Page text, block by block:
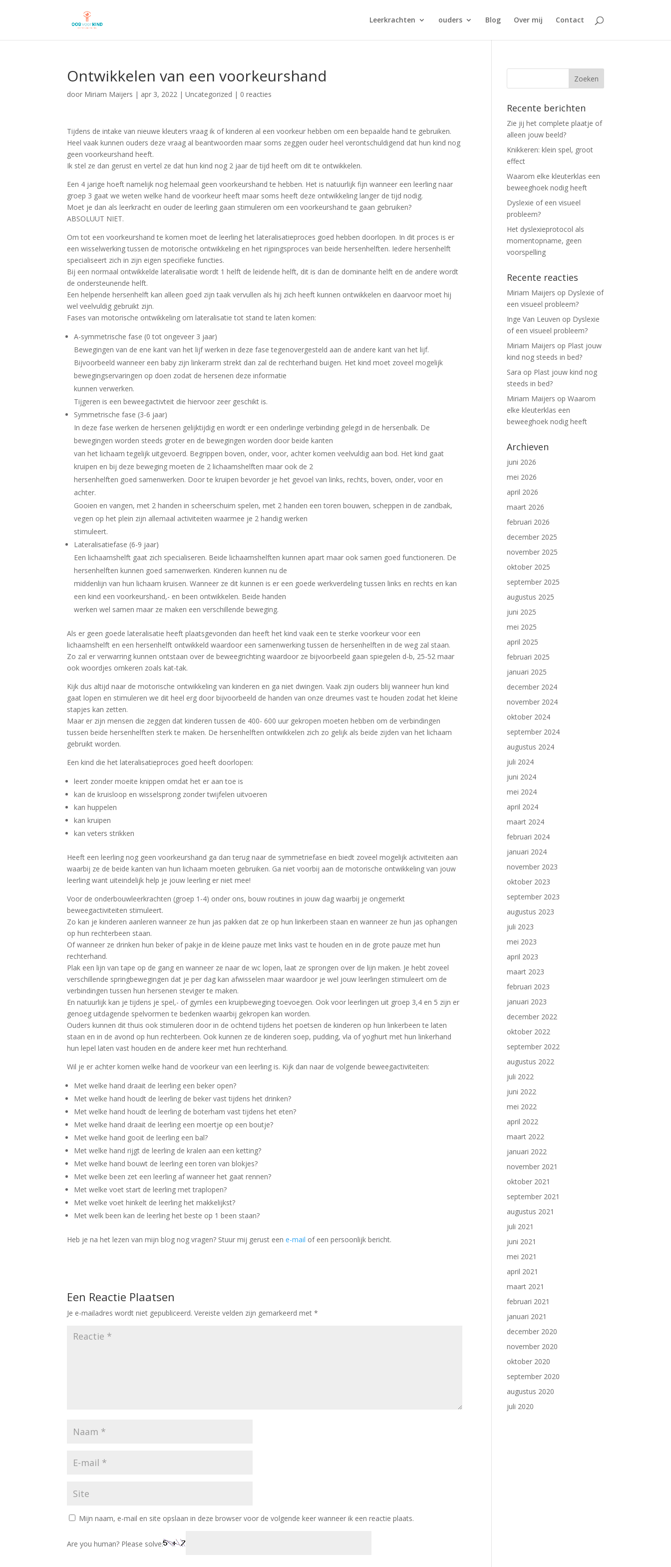
Leerkrachten ouders Blog Over mij Contact
Ontwikkelen van een voorkeurshand
door Miriam Maijers | apr 3, 2022 |Uncategorized | 0 reacties
Tijdens de intake van nieuwe kleuters vraag ik of kinderen al een voorkeur hebben om een bepaalde hand te gebruiken.
Heel vaak kunnen ouders deze vraag al beantwoorden maar soms zeggen ouder heel verontschuldigend dat hun kind nog
geen voorkeurshand heeft.
Ik stel ze dan gerust en vertel ze dat hun kind nog 2 jaar de tijd heeft om dit te ontwikkelen.
Een 4 jarige hoeft namelijk nog helemaal geen voorkeurshand te hebben. Het is natuurlijk fijn wanneer een leerling naar
groep 3 gaat we weten welke hand de voorkeur heeft maar soms heeft deze ontwikkeling langer de tijd nodig.
Moet je dan als leerkracht en ouder de leerling gaan stimuleren om een voorkeurshand te gaan gebruiken?
ABSOLUUT NIET.
Om tot een voorkeurshand te komen moet de leerling het lateralisatieproces goed hebben doorlopen. In dit proces is er
een wisselwerking tussen de motorische ontwikkeling en het rijpingsproces van beide hersenhelften. Iedere hersenhelft
specialiseert zich in zijn eigen specifieke functies.
Bij een normaal ontwikkelde lateralisatie wordt 1 helft de leidende helft, dit is dan de dominante helft en de andere wordt
de ondersteunende helft.
Een helpende hersenhelft kan alleen goed zijn taak vervullen als hij zich heeft kunnen ontwikkelen en daarvoor moet hij
wel veelvuldig gebruikt zijn.
Fases van motorische ontwikkeling om lateralisatie tot stand te laten komen:
A-symmetrische fase (0 tot ongeveer 3 jaar)
Bewegingen van de ene kant van het lijf werken in deze fase tegenovergesteld aan de andere kant van het lijf.
Bijvoorbeeld wanneer een baby zijn linkerarm strekt dan zal de rechterhand buigen. Het kind moet zoveel mogelijk
bewegingservaringen op doen zodat de hersenen deze informatie
kunnen verwerken.
Tijgeren is een beweegactivteit die hiervoor zeer geschikt is.
Symmetrische fase (3-6 jaar)
In deze fase werken de hersenen gelijktijdig en wordt er een onderlinge verbinding gelegd in de hersenbalk. De
bewegingen worden steeds groter en de bewegingen worden door beide kanten
van het lichaam tegelijk uitgevoerd. Begrippen boven, onder, voor, achter komen veelvuldig aan bod. Het kind gaat
kruipen en bij deze beweging moeten de 2 lichaamshelften maar ook de 2
hersenhelften goed samenwerken. Door te kruipen bevorder je het gevoel van links, rechts, boven, onder, voor en
achter.
Gooien en vangen, met 2 handen in scheerschuim spelen, met 2 handen een toren bouwen, scheppen in de zandbak,
vegen op het plein zijn allemaal activiteiten waarmee je 2 handig werken
stimuleert.
Lateralisatiefase (6-9 jaar)
Een lichaamshelft gaat zich specialiseren. Beide lichaamshelften kunnen apart maar ook samen goed functioneren. De
hersenhelften kunnen goed samenwerken. Kinderen kunnen nu de
middenlijn van hun lichaam kruisen. Wanneer ze dit kunnen is er een goede werkverdeling tussen links en rechts en kan
een kind een voorkeurshand,- en been ontwikkelen. Beide handen
werken wel samen maar ze maken een verschillende beweging.
Als er geen goede lateralisatie heeft plaatsgevonden dan heeft het kind vaak een te sterke voorkeur voor een
lichaamshelft en een hersenhelft ontwikkeld waardoor een samenwerking tussen de hersenhelften in de weg zal staan.
Zo zal er verwarring kunnen ontstaan over de beweegrichting waardoor ze bijvoorbeeld gaan spiegelen d-b, 25-52 maar
ook woordjes omkeren zoals kat-tak.
Kijk dus altijd naar de motorische ontwikkeling van kinderen en ga niet dwingen. Vaak zijn ouders blij wanneer hun kind
gaat lopen en stimuleren we dit heel erg door bijvoorbeeld de handen van onze dreumes vast te houden zodat het kleine
stapjes kan zetten.
Maar er zijn mensen die zeggen dat kinderen tussen de 400- 600 uur gekropen moeten hebben om de verbindingen
tussen beide hersenhelften sterk te maken. De hersenhelften ontwikkelen zich zo gelijk als beide zijden van het lichaam
gebruikt worden.
Een kind die het lateralisatieproces goed heeft doorlopen:
leert zonder moeite knippen omdat het er aan toe is
kan de kruisloop en wisselsprong zonder twijfelen uitvoeren
kan huppelen
kan kruipen
kan veters strikken
Heeft een leerling nog geen voorkeurshand ga dan terug naar de symmetriefase en biedt zoveel mogelijk activiteiten aan
waarbij ze de beide kanten van hun lichaam moeten gebruiken. Ga niet voorbij aan de motorische ontwikkeling van jouw
leerling want uiteindelijk help je jouw leerling er niet mee!
Voor de onderbouwleerkrachten (groep 1-4) onder ons, bouw routines in jouw dag waarbij je ongemerkt
beweegactiviteiten stimuleert.
Zo kan je kinderen aanleren wanneer ze hun jas pakken dat ze op hun linkerbeen staan en wanneer ze hun jas ophangen
op hun rechterbeen staan.
Of wanneer ze drinken hun beker of pakje in de kleine pauze met links vast te houden en in de grote pauze met hun
rechterhand.
Plak een lijn van tape op de gang en wanneer ze naar de wc lopen, laat ze sprongen over de lijn maken. Je hebt zoveel
verschillende springbewegingen dat je per dag kan afwisselen maar waardoor je wel jouw leerlingen stimuleert om de
verbindingen tussen hun hersenen steviger te maken.
En natuurlijk kan je tijdens je spel,- of gymles een kruipbeweging toevoegen. Ook voor leerlingen uit groep 3,4 en 5 zijn er
genoeg uitdagende spelvormen te bedenken waarbij gekropen kan worden.
Ouders kunnen dit thuis ook stimuleren door in de ochtend tijdens het poetsen de kinderen op hun linkerbeen te laten
staan en in de avond op hun rechterbeen. Ook kunnen ze de kinderen soep, pudding, vla of yoghurt met hun linkerhand
hun lepel laten vast houden en de andere keer met hun rechterhand.
Wil je er achter komen welke hand de voorkeur van een leerling is. Kijk dan naar de volgende beweegactiviteiten:
Met welke hand draait de leerling een beker open?
Met welke hand houdt de leerling de beker vast tijdens het drinken?
Met welke hand houdt de leerling de boterham vast tijdens het eten?
Met welke hand draait de leerling een moertje op een boutje?
Met welke hand gooit de leerling een bal?
Met welke hand rijgt de leerling de kralen aan een ketting?
Met welke hand bouwt de leerling een toren van blokjes?
Met welke been zet een leerling af wanneer het gaat rennen?
Met welke voet start de leerling met traplopen?
Met welke voet hinkelt de leerling het makkelijkst?
Met welk been kan de leerling het beste op 1 been staan?
Heb je na het lezen van mijn blog nog vragen? Stuur mij gerust eene-mail of een persoonlijk bericht.
Een Reactie Plaatsen
Je e-mailadres wordt niet gepubliceerd. Vereiste velden zijn gemarkeerd met*
Mijn naam, e-mail en site opslaan in deze browser voor de volgende keer wanneer ik een reactie plaats.
Are you human? Please solve:
Recente berichten
Zie jij het complete plaatje of
alleen jouw beeld?
Knikkeren: klein spel, groot
effect
Waarom elke kleuterklas een
beweeghoek nodig heeft
Dyslexie of een visueel
probleem?
Het dyslexieprotocol als
momentopname, geen
voorspelling
Recente reacties
Miriam Maijers op Dyslexie of
een visueel probleem?
Inge Van Leuven op Dyslexie
of een visueel probleem?
Miriam Maijers op Plast jouw
kind nog steeds in bed?
Sara op Plast jouw kind nog
steeds in bed?
Miriam Maijers opWaarom
elke kleuterklas een
beweeghoek nodig heeft
Archieven
juni 2026
mei 2026
april 2026
maart 2026
februari 2026
december 2025
november 2025
oktober 2025
september 2025
augustus 2025
juni 2025
mei 2025
april 2025
februari 2025
januari 2025
december 2024
november 2024
oktober 2024
september 2024
augustus 2024
juli 2024
juni 2024
mei 2024
april 2024
maart 2024
februari 2024
januari 2024
november 2023
oktober 2023
september 2023
augustus 2023
juli 2023
mei 2023
april 2023
maart 2023
februari 2023
januari 2023
december 2022
oktober 2022
september 2022
augustus 2022
juli 2022
juni 2022
mei 2022
april 2022
maart 2022
januari 2022
november 2021
oktober 2021
september 2021
augustus 2021
juli 2021
juni 2021
mei 2021
april 2021
maart 2021
februari 2021
januari 2021
december 2020
november 2020
oktober 2020
september 2020
augustus 2020
juli 2020